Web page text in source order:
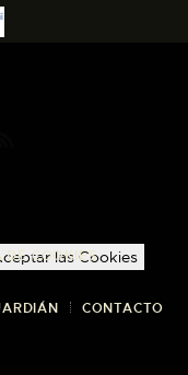
DE COOKIES
CONTACTO
las Cookies